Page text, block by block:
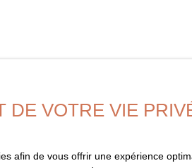
DE VOTRE VIE
afin de vous offrir une expérience